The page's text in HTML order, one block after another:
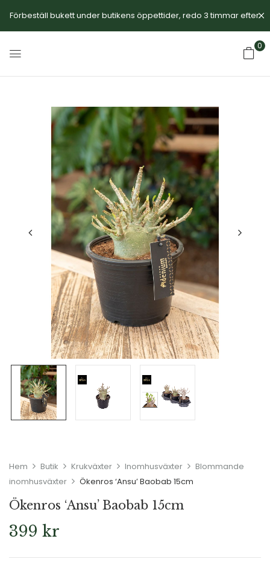
Förbeställ bukett under butikens öppettider, redo 3 timmar efter.
0
Hem Butik Krukväxter Inomhusväxter
Blommande
inomhusväxter
Ökenros ‘Ansu’ Baobab 15cm
Ökenros ‘Ansu’ Baobab 15cm
399 kr